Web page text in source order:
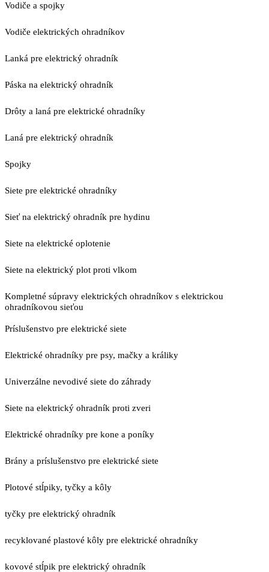
Vodiče a spojky
Vodiče elektrických ohradníkov
Lanká pre elektrický ohradník
Páska na elektrický ohradník
Drôty a laná pre elektrické ohradníky
Laná pre elektrický ohradník
Spojky
Siete pre elektrické ohradníky
Sieť na elektrický ohradník pre hydinu
Siete na elektrické oplotenie
Siete na elektrický plot proti vlkom
Kompletné súpravy elektrických ohradníkov s elektrickou
ohradníkovou sieťou
Príslušenstvo pre elektrické siete
Elektrické ohradníky pre psy, mačky a králiky
Univerzálne nevodivé siete do záhrady
Siete na elektrický ohradník proti zveri
Elektrické ohradníky pre kone a poníky
Brány a príslušenstvo pre elektrické siete
Plotové stĺpiky, tyčky a kôly
tyčky pre elektrický ohradník
recyklované plastové kôly pre elektrické ohradníky
kovové stĺpik pre elektrický ohradník